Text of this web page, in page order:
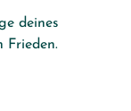
deines
Frieden.